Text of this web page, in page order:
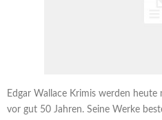
Edgar Wallace Krimis werden
vor gut 50 Jahren. Seine Werke